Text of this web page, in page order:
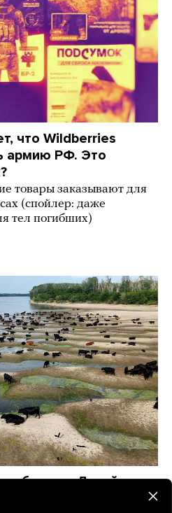
что Wildberries
армию РФ. Это
товары заказывают для
(спойлер: даже
тел погибших)
обмелел Дунай.
показались